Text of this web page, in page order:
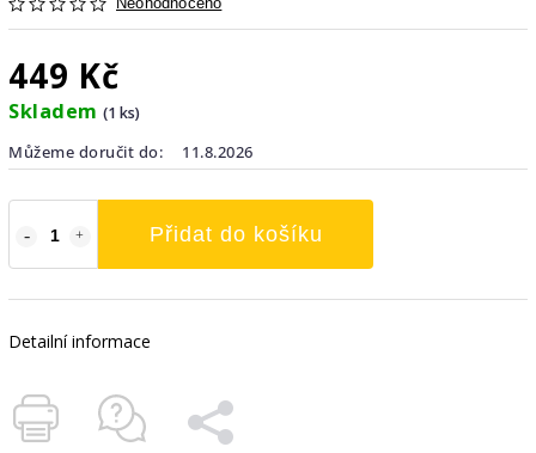
Neohodnoceno
449 Kč
Skladem (1 ks)
Můžeme doručit do:
11.8.2026
Přidat do košíku
Detailní informace